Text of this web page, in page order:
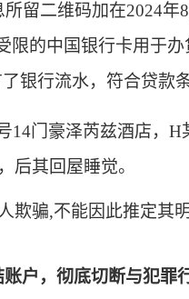
留二维码加在2024年
限的中国银行卡用于
银行流水，符合贷款条
14门豪泽芮兹酒店， H
， 后其回屋睡觉。
人欺骗,不能因此推定其
户，彻底切断与犯罪